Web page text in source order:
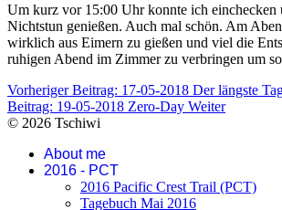
Um kurz vor 15:00 Uhr konnte ich einchecken
Nichtstun genießen. Auch mal schön. Am
wirklich aus Eimern zu gießen und viel die
ruhigen Abend im Zimmer zu verbringen um
Vorheriger Beitrag: 17-05-2018 Der längste
Beitrag: 19-05-2018 Zero-Day Weiter
© 2026 Tschiwi
About me
2016 - PCT
2016 Pacific Crest Trail (PCT)
Tagebuch Mai 2016